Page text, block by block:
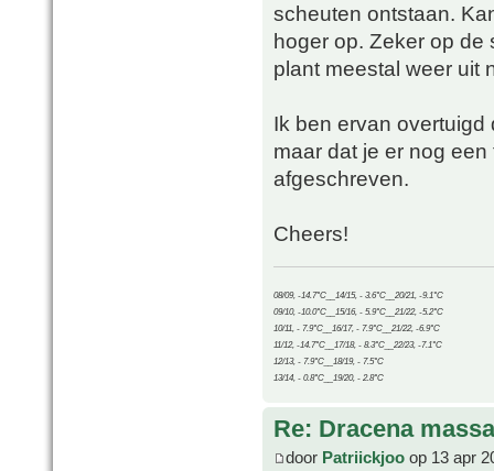
scheuten ontstaan.
hoger op. Zeker op de
plant meestal weer uit
Ik ben ervan overtuigd
maar dat je er nog
afgeschreven.
Cheers!
08/09, -14.7°C__14/15, - 3.6°C__20/21, -9.1°C
09/10, -10.0°C__15/16, - 5.9°C__21/22, -5.2°C
10/11, - 7.9°C__16/17, - 7.9°C__21/22, -6.9°C
11/12, -14.7°C__17/18, - 8.3°C__22/23, -7.1°C
12/13, - 7.9°C__18/19, - 7.5°C
13/14, - 0.8°C__19/20, - 2.8°C
Re: Dracena
door Patriickjoo op 13 apr